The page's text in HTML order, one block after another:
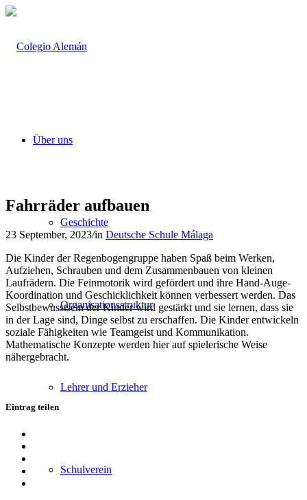
Über uns
Geschichte
Organisationsstruktur
Lehrer und Erzieher
Schulverein
Fahrräder aufbauen
23 September, 2023/in Deutsche Schule Málaga
Die Kinder der Regenbogengruppe haben Spaß beim Werken,
Aufziehen, Schrauben und dem Zusammenbauen von kleinen
Laufrädern. Die Feinmotorik wird gefördert und ihre Hand-Auge-
Koordination und Geschicklichkeit können verbessert werden. Das
Selbstbewusstsein der Kinder wird gestärkt und sie lernen, dass sie
in der Lage sind, Dinge selbst zu erschaffen. Die Kinder entwickeln
soziale Fähigkeiten wie Teamgeist und Kommunikation.
Mathematische Konzepte werden hier auf spielerische Weise
nähergebracht.
Eintrag teilen
Teilen